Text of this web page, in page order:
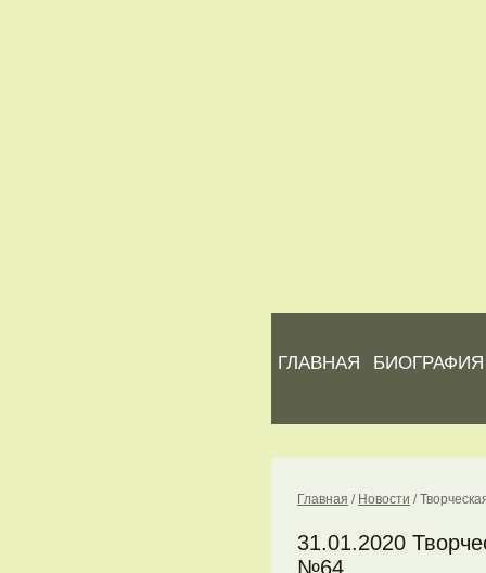
ГЛАВНАЯ БИОГРАФИЯ
Главная / Новости /
31.01.2020
№64